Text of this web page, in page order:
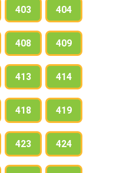
403 404
408 409
413 414
418 419
423 424